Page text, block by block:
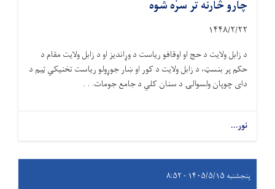
چارو څارنه تر سره شوه
۱۴۴۸/۲/۲۲
د زابل ولایت د حج او اوقافو ریاست د وړاندیز او د زابل ولایت مقام د
حکم پر بنسټ، د زابل ولایت د کور او ښار جوړولو ریاست تخنیکي ټیم د
دای چوپان ولسوالۍ د سنان کلي د جامع جومات. . .
نور...
پنجشنبه ۱۴۰۵/۵/۱۵ - ۸:۵۲